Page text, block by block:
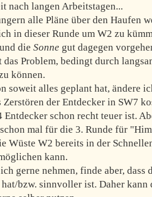
nach langen Arbeitstagen...
alle Pläne über den Haufen
in dieser Runde um W2 zu
die Sonne gut dagegen
das Problem, bedingt durch
können.
soweit alles geplant hat, ändere
der Entdecker in SW7
Entdecker schon recht teuer ist.
mal für die 3. Runde für
Wüste W2 bereits in der
kann.
gerne nehmen, finde aber, dass
bzw. sinnvoller ist. Daher kann